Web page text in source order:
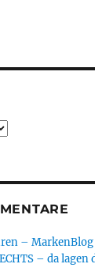
– MarkenBlog
– da